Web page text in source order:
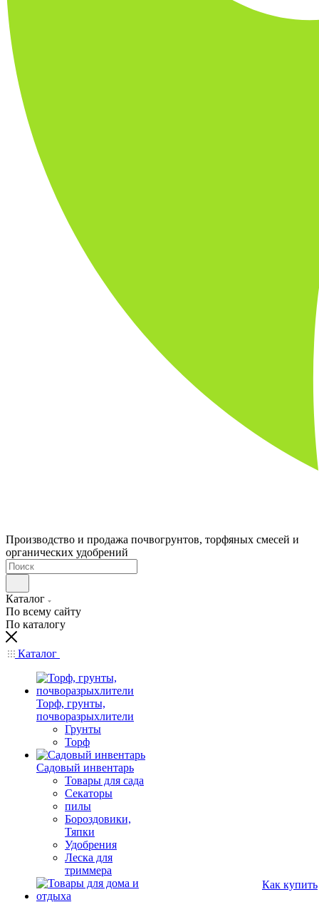
Производство и продажа почвогрунтов, торфяных смесей и
органических удобрений
Каталог
По всему сайту
По каталогу
Каталог
Торф, грунты,
почворазрыхлители
Грунты
Торф
Садовый инвентарь
Товары для сада
Секаторы
пилы
Бороздовики,
Тяпки
Удобрения
Леска для
триммера
Как купить